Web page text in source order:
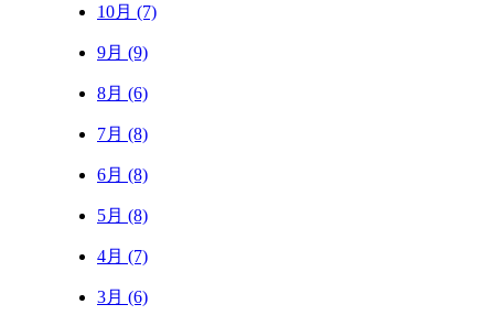
10月 (7)
9月 (9)
8月 (6)
7月 (8)
6月 (8)
5月 (8)
4月 (7)
3月 (6)